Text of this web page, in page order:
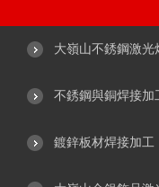
大嶺山不銹鋼激光
不銹鋼與銅焊接加
鍍鋅板材焊接加工